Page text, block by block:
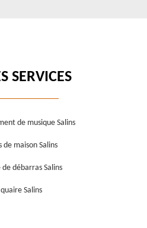
SERVICES
de musique Salins
de maison Salins
débarras Salins
Salins